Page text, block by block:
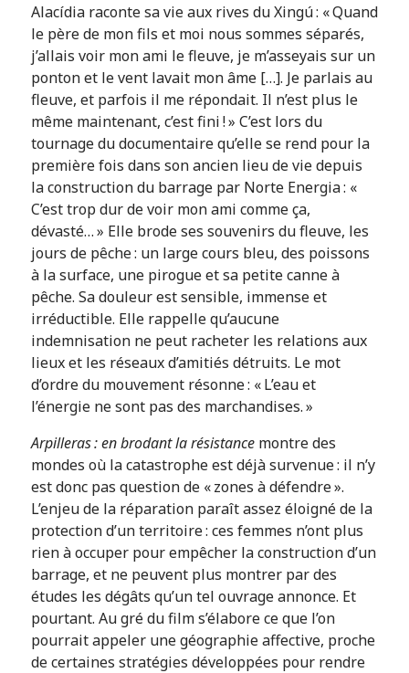
Alacídia raconte sa vie aux rives du Xingú : « Quand
le père de mon fils et moi nous sommes séparés,
j’allais voir mon ami le fleuve, je m’asseyais sur un
ponton et le vent lavait mon âme […]. Je parlais au
fleuve, et parfois il me répondait. Il n’est plus le
même maintenant, c’est fini ! » C’est lors du
tournage du documentaire qu’elle se rend pour la
première fois dans son ancien lieu de vie depuis
la construction du barrage par Norte Energia : «
C’est trop dur de voir mon ami comme ça,
dévasté… » Elle brode ses souvenirs du fleuve, les
jours de pêche : un large cours bleu, des poissons
à la surface, une pirogue et sa petite canne à
pêche. Sa douleur est sensible, immense et
irréductible. Elle rappelle qu’aucune
indemnisation ne peut racheter les relations aux
lieux et les réseaux d’amitiés détruits. Le mot
d’ordre du mouvement résonne : « L’eau et
l’énergie ne sont pas des marchandises. »
Arpilleras : en brodant la résistancemontre des
mondes où la catastrophe est déjà survenue : il n’y
est donc pas question de « zones à défendre ».
L’enjeu de la réparation paraît assez éloigné de la
protection d’un territoire : ces femmes n’ont plus
rien à occuper pour empêcher la construction d’un
barrage, et ne peuvent plus montrer par des
études les dégâts qu’un tel ouvrage annonce. Et
pourtant. Au gré du film s’élabore ce que l’on
pourrait appeler une géographie affective, proche
de certaines stratégies développées pour rendre